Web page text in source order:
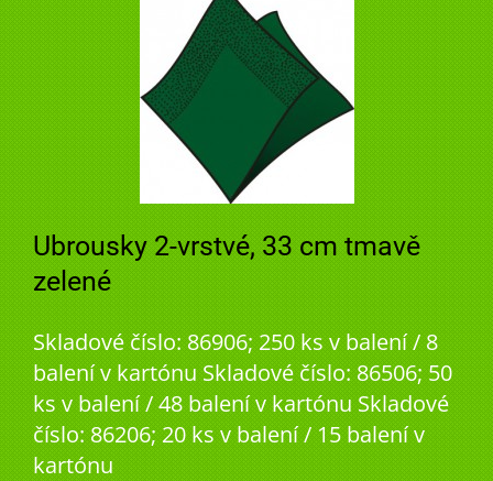
Ubrousky 2-vrstvé, 33 cm tmavě
zelené
Skladové číslo: 86906; 250 ks v balení / 8
balení v kartónu Skladové číslo: 86506; 50
ks v balení / 48 balení v kartónu Skladové
číslo: 86206; 20 ks v balení / 15 balení v
kartónu